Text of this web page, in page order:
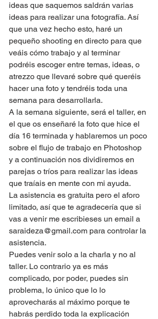
ideas que saquemos saldrán varias
ideas para realizar una fotografía. Así
que una vez hecho esto, haré un
pequeño shooting en directo para que
veáis cómo trabajo y al terminar
podréis escoger entre temas, ideas, o
atrezzo que llevaré sobre qué queréis
hacer una foto y tendréis toda una
semana para desarrollarla.
A la semana siguiente, será el taller, en
el que os enseñaré la foto que hice el
día 16 terminada y hablaremos un poco
sobre el flujo de trabajo en Photoshop
y a continuación nos dividiremos en
parejas o tríos para realizar las ideas
que traíais en mente con mi ayuda.
La asistencia es gratuita pero el aforo
limitado, así que te agradecería que si
vas a venir me escribieses un email a
saraideza@gmail.com para controlar la
asistencia.
Puedes venir solo a la charla y no al
taller. Lo contrario ya es más
complicado, por poder, puedes sin
problema, lo único que lo lo
aprovecharás al máximo porque te
habrás perdido toda la explicación